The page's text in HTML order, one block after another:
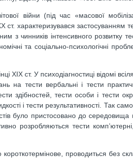
війни (під час «масової
характеризувався застосуванням
з чинників інтенсивного розвитку
та соціально-психологічні
ст. У психодіагностиці відомі
на тести вербальні і тести
здібностей, тести особи і тести
і тести результативності. Так
було пристосовано до середовища
розробляються тести
проводиться без